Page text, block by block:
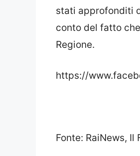
stati approfonditi
conto del fatto
Regione.
https://
Fonte: RaiNews,